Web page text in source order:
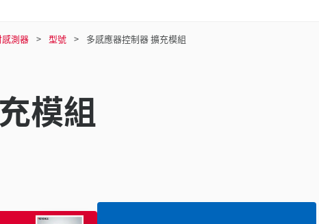
測器 型號 多感應器控制器 擴充模組
模組